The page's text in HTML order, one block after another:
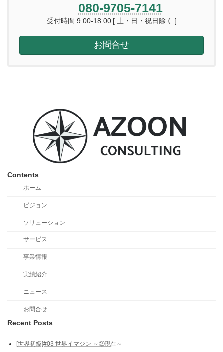
080-9705-7141
受付時間 9:00-18:00 [ 土・日・祝日除く ]
お問合せ
Contents
ホーム
ビジョン
ソリューション
サービス
事業情報
実績紹介
ニュース
お問合せ
Recent Posts
[世界初級]#03 世界イマジン ～②現在～